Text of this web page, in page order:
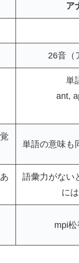
ア
26音（
単
ant,
単語の意味も
語彙力がない
に
mpi